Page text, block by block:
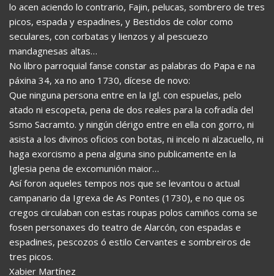
lo acen aciendo lo contrario, Fajin, pelucas, sombrero de tres
picos, espada y espadines, y Bestidos de color como
seculares, con corbatas y lienzos y al pescuezo
mandagnesas altas…
No libro parroquial fanse constar as palabras do Papa e na
páxina 34, xa no ano 1730, dícese de novo:
Que ninguna persona entre en la Igl. con espuelas, pelo
atado ni escopeta, pena de dos reales para la cofradía del
Ssmo Sacramto. y ningún clérigo entre en ella con gorro, ni
asista a los divinos oficios con botas, ni incelo ni alzacuello, ni
haga exorcismo a pena alguna sino publicamente en la
Iglesia pena de excomunión maior…
Así foron aqueles tempos nos que se levantou o actual
campanario da Igrexa de As Pontes (1730), e no que os
cregos circulaban con estas roupas polos camiños coma se
fosen personaxes do teatro de Alarcón, con espadas e
espadines, pescozos ó estilo Cervantes e sombreiros de
tres picos.
Xabier Martínez